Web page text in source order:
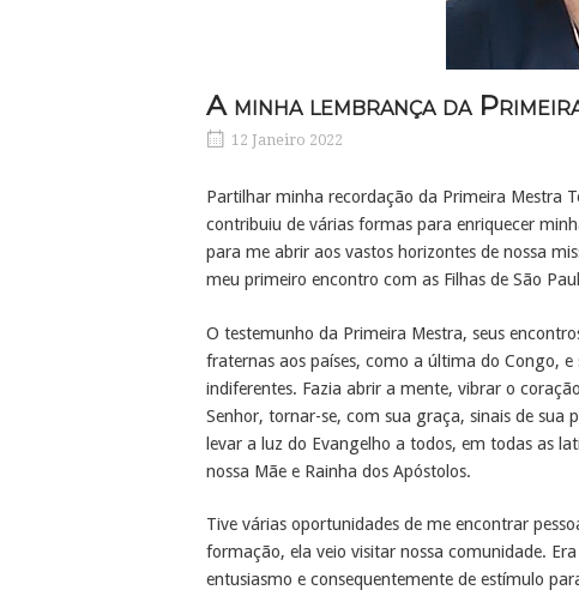
A minha lembrança da
12 Janeiro 2022
Partilhar minha recordação da Primeira Mestra
contribuiu de várias formas para enriquecer
para me abrir aos vastos horizontes de nossa
meu primeiro encontro com as Filhas de São
O testemunho da Primeira Mestra, seus
fraternas aos países, como a última do Congo,
indiferentes. Fazia abrir a mente, vibrar o
Senhor, tornar-se, com sua graça, sinais de sua
levar a luz do Evangelho a todos, em todas as
nossa Mãe e Rainha dos Apóstolos.
Tive várias oportunidades de me encontrar
formação, ela veio visitar nossa comunidade.
entusiasmo e consequentemente de estímulo